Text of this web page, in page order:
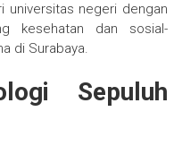
universitas negeri dengan
kesehatan dan sosial-
di Surabaya.
Sepuluh